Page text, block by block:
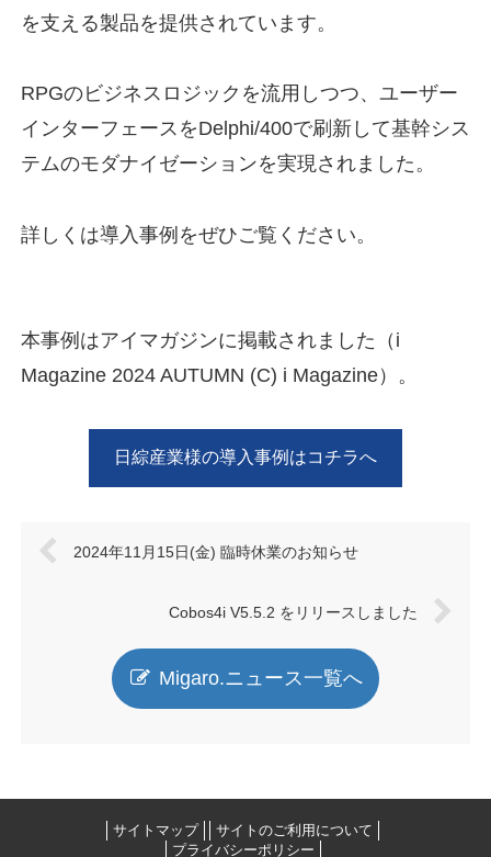
を支える製品を提供されています。
RPGのビジネスロジックを流用しつつ、ユーザー
インターフェースをDelphi/400で刷新して基幹シス
テムのモダナイゼーションを実現されました。
詳しくは導入事例をぜひご覧ください。
本事例はアイマガジンに掲載されました（i
Magazine 2024 AUTUMN (C) i Magazine）。
日綜産業様の導入事例はコチラへ
2024年11月15日(金) 臨時休業のお知らせ
Cobos4i V5.5.2 をリリースしました
Migaro.ニュース一覧へ
サイトマップ
サイトのご利用について
プライバシーポリシー